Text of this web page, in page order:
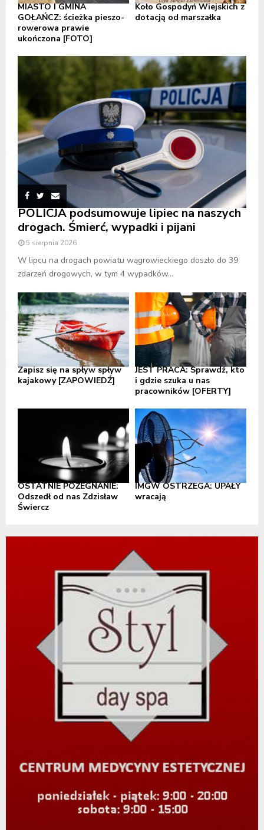
MIASTO I GMINA
GOŁAŃCZ: ścieżka pieszo-
rowerowa prawie
ukończona [FOTO]
Koło Gospodyń Wiejskich z
dotacją od marszałka
POLICJA podsumowuje lipiec na naszych
drogach. Śmierć, wypadki i pijani
5 sierpnia 2026
W lipcu na drogach powiatu wągrowieckiego doszło do 39
zdarzeń drogowych, w tym 4 wypadków...
Zapisz się na spływ spływ
kajakowy [ZAPOWIEDŹ]
JEST PRACA: Sprawdź, kto
i gdzie szuka u nas
pracowników [OFERTY]
OSTATNIE POŻEGNANIE:
Odszedł od nas Zdzisław
Świercz
IMGW OSTRZEGA: UPAŁY
wracają